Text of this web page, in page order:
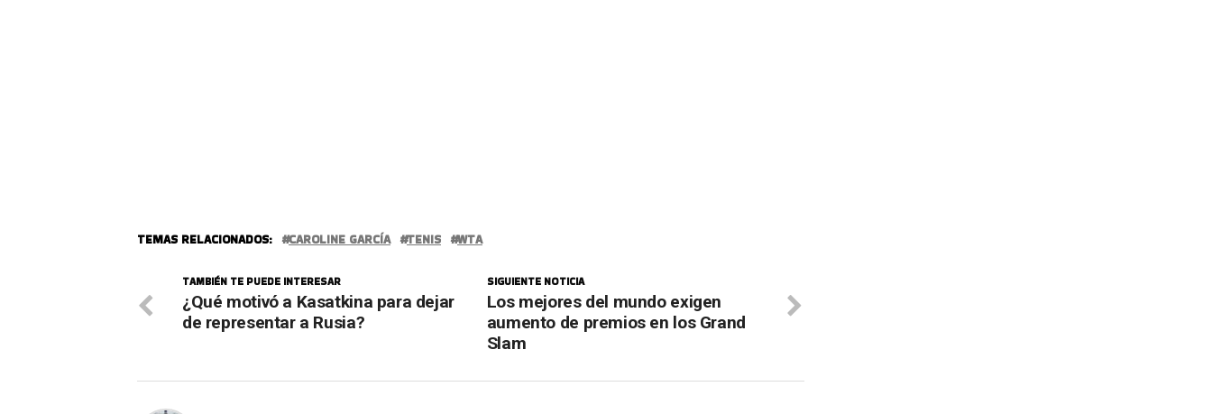
TEMAS RELACIONADOS: CAROLINE GARCÍA TENIS WTA
SIGUIENTE NOTICIA
Los mejores del mundo exigen
aumento de premios en los Grand
Slam
TAMBIÉN TE PUEDE INTERESAR
¿Qué motivó a Kasatkina para dejar
de representar a Rusia?